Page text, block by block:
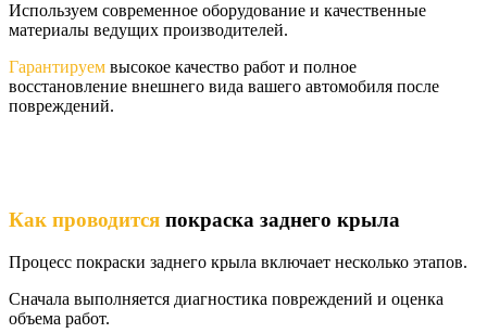
Используем современное оборудование и качественные
материалы ведущих производителей.
Гарантируем высокое качество работ и полное
восстановление внешнего вида вашего автомобиля после
повреждений.
Как проводится покраска заднего крыла
Процесс покраски заднего крыла включает несколько этапов.
Сначала выполняется диагностика повреждений и оценка
объема работ.